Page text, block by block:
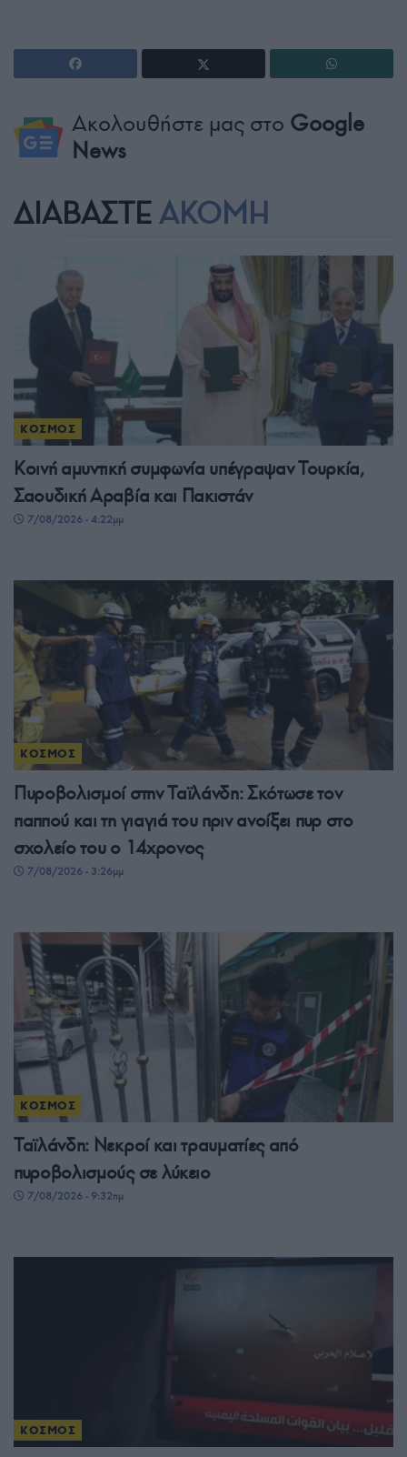
Ακολουθήστε μας στο Google
News
ΔΙΑΒΑΣΤΕ ΑΚΟΜΗ
ΚΟΣΜΟΣ
Κοινή αμυντική συμφωνία υπέγραψαν Τουρκία,
Σαουδική Αραβία και Πακιστάν
7/08/2026 - 4:22μμ
ΚΟΣΜΟΣ
Πυροβολισμοί στην Ταϊλάνδη: Σκότωσε τον
παππού και τη γιαγιά του πριν ανοίξει πυρ στο
σχολείο του ο 14χρονος
7/08/2026 - 3:26μμ
ΚΟΣΜΟΣ
Ταϊλάνδη: Νεκροί και τραυματίες από
πυροβολισμούς σε λύκειο
7/08/2026 - 9:32πμ
ΚΟΣΜΟΣ